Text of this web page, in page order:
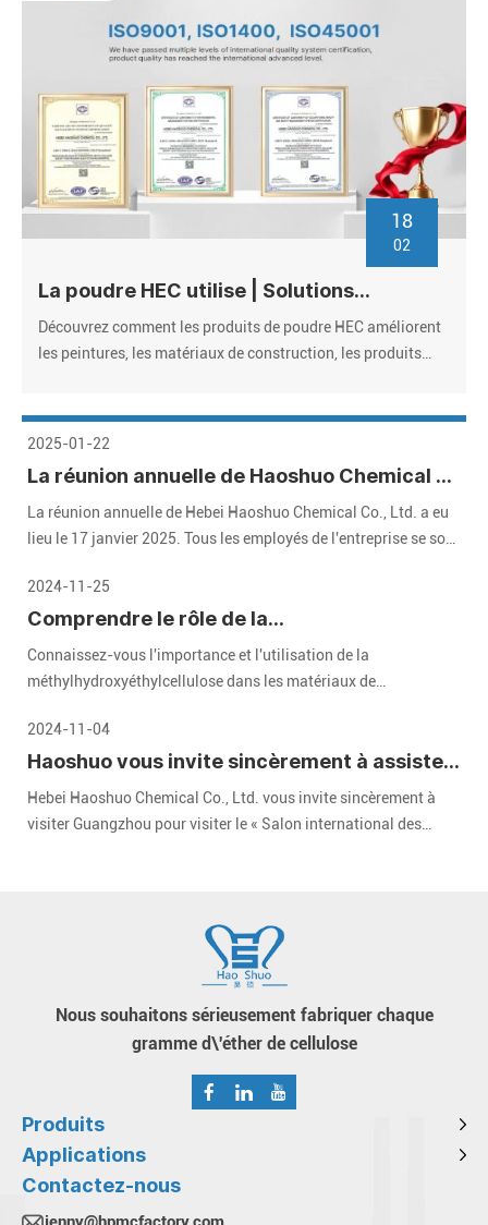
18
02
La poudre HEC utilise | Solutions
d'hydroxyéthyl-cellulose de qualité
industrielle
Découvrez comment les produits de poudre HEC améliorent
les peintures, les matériaux de construction, les produits
2025-01-22
La réunion annuelle de Haoshuo Chemical a
été tenue avec succès, et nous attendons
avec impatience l'avenir ensemble
La réunion annuelle de Hebei Haoshuo Chemical Co., Ltd. a eu
lieu le 17 janvier 2025. Tous les employés de l'entreprise se sont
et attendent avec impatience un avenir prometteur.
2024-11-25
Comprendre le rôle de la
méthylhydroxyéthylcellulose (MHEC) dans
les matériaux de construction modernes
Connaissez-vous l'importance et l'utilisation de la
méthylhydroxyéthylcellulose dans les matériaux de
aidera.
2024-11-04
Haoshuo vous invite sincèrement à assister
au Salon international des revêtements de
Chine 2024
Hebei Haoshuo Chemical Co., Ltd. vous invite sincèrement à
visiter Guangzhou pour visiter le « Salon international des
Nous souhaitons sérieusement fabriquer chaque
gramme d\'éther de cellulose
Produits
Applications
Contactez-nous